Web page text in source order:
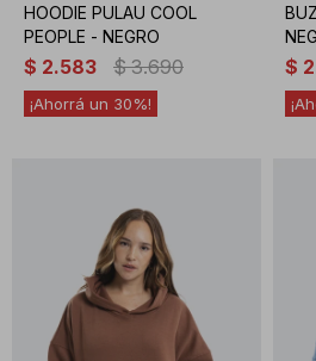
HOODIE PULAU COOL
PEOPLE - NEGRO
$ 2.583 $ 3.690
30
$